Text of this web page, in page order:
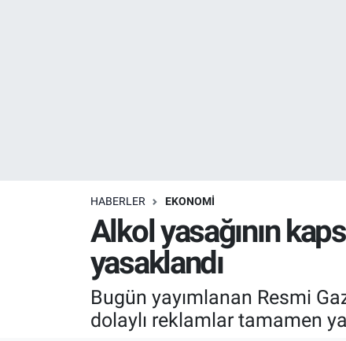
HABERLER EKONOMİ
Alkol yasağının
yasaklandı
Bugün yayımlanan Resmi
dolaylı reklamlar tamamen